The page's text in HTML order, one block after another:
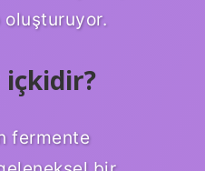
oluşturuyor.
içkidir?
fermente